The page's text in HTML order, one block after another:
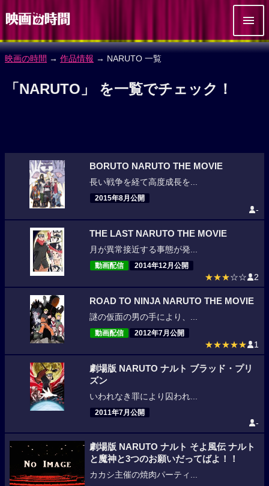
映画の時間 → 作品情報 → NARUTO 一覧
「NARUTO」 を一覧でチェック！
BORUTO NARUTO THE MOVIE
長い戦争を経て高度成長を...
2015年8月公開
-
THE LAST NARUTO THE MOVIE
月が異常接近する事態が発...
動画配信 2014年12月公開
★★★☆☆ 2
ROAD TO NINJA NARUTO THE MOVIE
謎の仮面の男の手により、...
動画配信 2012年7月公開
★★★★★ 1
劇場版 NARUTO ナルト ブラッド・プリ
ズン
いわれなき罪により囚われ...
2011年7月公開
-
劇場版 NARUTO ナルト そよ風伝 ナルト
と魔神と3つのお願いだってばよ！！
カカシ主催の焼肉パーティ...